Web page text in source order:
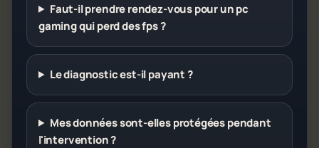
Faut-il prendre rendez-vous pour un pc
gaming qui perd des fps ?
Le diagnostic est-il payant ?
Mes données sont-elles protégées pendant
l'intervention ?